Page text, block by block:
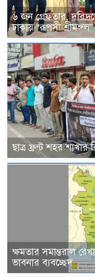
৬ জন গ্রেফতার,
ঢাকায় “রূপসী শ্রীমঙ্গল”
ছাত্র ফ্রন্ট শহর শাখার
ক্ষমতার সমান্তরাল
ভাবনার ব্যবচ্ছেদ